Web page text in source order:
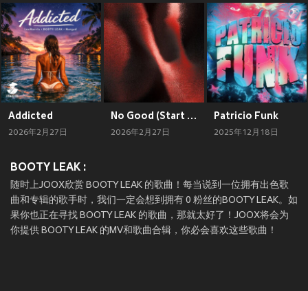
Addicted
2026年2月27日
No Good (Start The Dance)
2026年2月27日
Patricio Funk
2025年12月18日
BOOTY LEAK :
随时上JOOX欣赏 BOOTY LEAK 的歌曲！每当说到一位拥有出色歌
曲和专辑的歌手时，我们一定会想到拥有 0 粉丝的BOOTY LEAK。如
果你也正在寻找 BOOTY LEAK 的歌曲，那就太好了！JOOX将会为
你提供 BOOTY LEAK 的MV和歌曲合辑，你必会喜欢这些歌曲！